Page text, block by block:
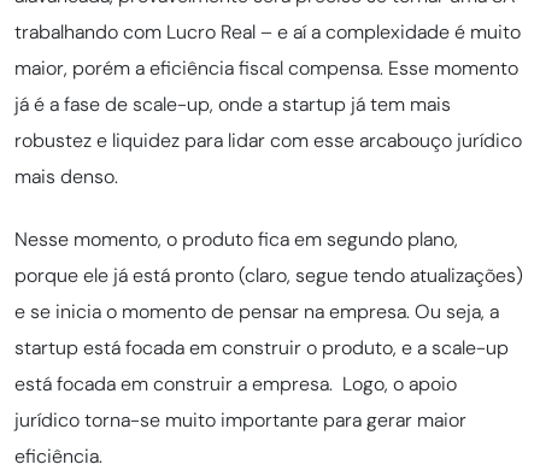
trabalhando com Lucro Real – e aí a complexidade é muito
maior, porém a eficiência fiscal compensa. Esse momento
já é a fase de scale-up, onde a startup já tem mais
robustez e liquidez para lidar com esse arcabouço jurídico
mais denso.
Nesse momento, o produto fica em segundo plano,
porque ele já está pronto (claro, segue tendo atualizações)
e se inicia o momento de pensar na empresa. Ou seja, a
startup está focada em construir o produto, e a scale-up
está focada em construir a empresa. Logo, o apoio
jurídico torna-se muito importante para gerar maior
eficiência.